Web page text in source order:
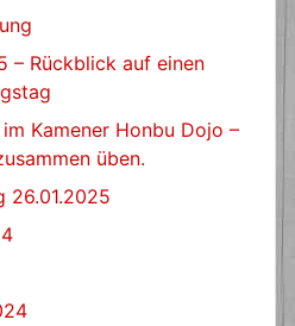
– Rückblick auf einen
Kamener Honbu Dojo –
üben.
26.01.2025